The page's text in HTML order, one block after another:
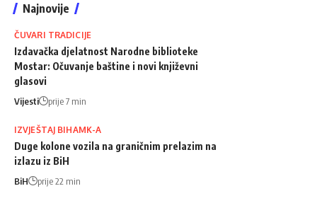
Najnovije
ČUVARI TRADICIJE
Izdavačka djelatnost Narodne biblioteke
Mostar: Očuvanje baštine i novi književni
glasovi
Vijesti prije 7 min
IZVJEŠTAJ BIHAMK-A
Duge kolone vozila na graničnim prelazim na
izlazu iz BiH
BiH prije 22 min